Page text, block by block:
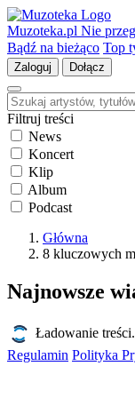
Muzoteka.pl Nie
Bądź na bieżąco Top
Zaloguj
Dołącz
Filtruj treści
News
Koncert
Klip
Album
Podcast
Główna
8 kluczowych
Najnowsze
Ładowanie
Regulamin Polityka